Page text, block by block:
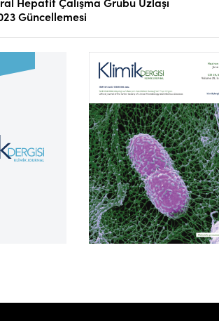
Güncellemesi
Cilt 39, Sayı 2